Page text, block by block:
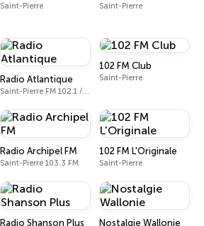
Saint-Pierre Saint-Pierre
Radio Atlantique
Saint-Pierre FM 102.1 / 94.5
102 FM Club
Saint-Pierre
Radio Archipel FM
Saint-Pierre 103.3 FM
102 FM L'Originale
Saint-Pierre
Radio Shanson Plus Nostalgie Wallonie